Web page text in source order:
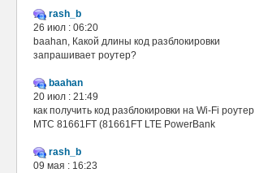
rash_b
26 июл : 06:20
baahan, Какой длины код разблокировки
запрашивает роутер?
baahan
20 июл : 21:49
как получить код разблокировки на Wi-Fi роутер
МТС 81661FT (81661FT LTE PowerBank
rash_b
09 мая : 16:23